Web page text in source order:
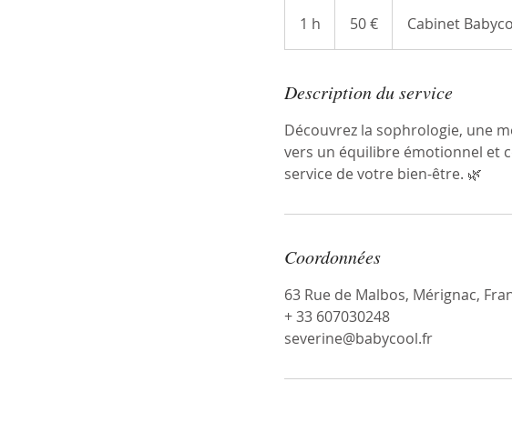
1 h 50 € Cabinet
Description du service
Découvrez la sophrologie, une
vers un équilibre émotionnel et
service de votre bien-être. 🌿
Coordonnées
63 Rue de Malbos, Mérignac,
+ 33 607030248
severine@babycool.fr